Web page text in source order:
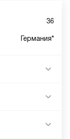
36
Германия*